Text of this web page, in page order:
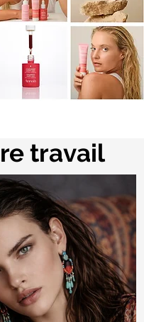
travail